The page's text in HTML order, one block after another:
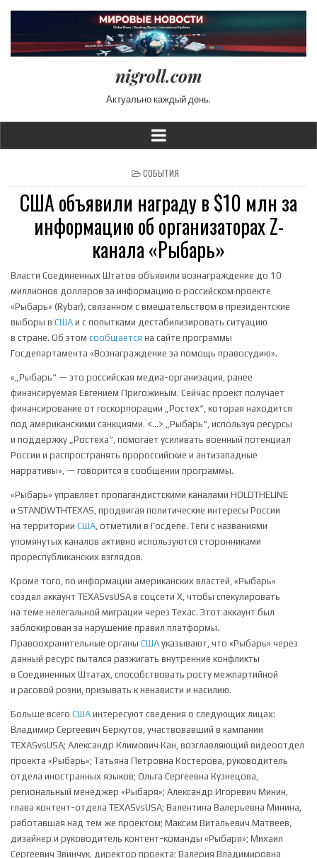
nigroll.com
Актуально каждый день.
POSTED IN
СОБЫТИЯ
США объявили награду в $10 млн за
информацию об организаторах Z-
канала «Рыбарь»
Власти Соединенных Штатов объявили вознаграждение до 10
миллионов долларов за информацию о российском проекте
«Рыбарь» (Rybar), связанном с вмешательством в президентские
выборы в США и с попытками дестабилизировать ситуацию
в стране. Об этом сообщается на сайте программы
Госдепартамента «Вознаграждение за помощь правосудию».
«„Рыбарь“ — это российская медиа-организация, ранее
финансируемая Евгением Пригожиным. Сейчас проект получает
финансирование от госкорпорации „Ростех“, которая находится
под американскими санкциями. <…> „Рыбарь“, используя ресурсы
и поддержку „Ростеха“, помогает усиливать военный потенциал
России и распространять пророссийские и антизападные
нарративы», — говорится в сообщении программы.
«Рыбарь» управляет пропагандистскими каналами HOLDTHELINE
и STANDWTHTEXAS, продвигая политические интересы России
на территории США, отметили в Госдепе. Теги с названиями
упомянутых каналов активно используются сторонниками
прореспубликанских взглядов.
Кроме того, по информации американских властей, «Рыбарь»
создал аккаунт TEXASvsUSA в соцсети X, чтобы спекулировать
на теме нелегальной миграции через Техас. Этот аккаунт был
заблокирован за нарушение правил платформы.
Правоохранительные органы США указывают, что «Рыбарь» через
данный ресурс пытался разжигать внутренние конфликты
в Соединенных Штатах, способствовать росту межпартийной
и расовой розни, призывать к ненависти и насилию.
Больше всего США интересуют сведения о следующих лицах:
Владимир Сергеевич Беркутов, участвовавший в кампании
TEXASvsUSA; Александр Климович Кан, возглавляющий видеоотдел
проекта «Рыбарь»; Татьяна Петровна Костерова, руководитель
отдела иностранных языков; Ольга Сергеевна Кузнецова,
региональный менеджер «Рыбаря»; Александр Игоревич Минин,
глава контент-отдела TEXASvsUSA; Валентина Валерьевна Минина,
работавшая над тем же проектом; Максим Витальевич Матвеев,
дизайнер и руководитель контент-команды «Рыбаря»; Михаил
Сергеевич Звинчук, директор проекта; Валерия Владимировна